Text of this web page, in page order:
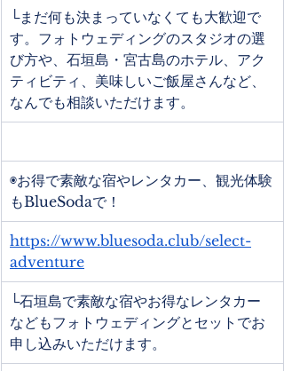
└まだ何も決まっていなくても大歓迎で
す。フォトウェディングのスタジオの選
び方や、石垣島・宮古島のホテル、アク
ティビティ、美味しいご飯屋さんなど、
なんでも相談いただけます。
◉お得で素敵な宿やレンタカー、観光体験
もBlueSodaで！
https://www.bluesoda.club/select-
adventure
└石垣島で素敵な宿やお得なレンタカー
などもフォトウェディングとセットでお
申し込みいただけます。